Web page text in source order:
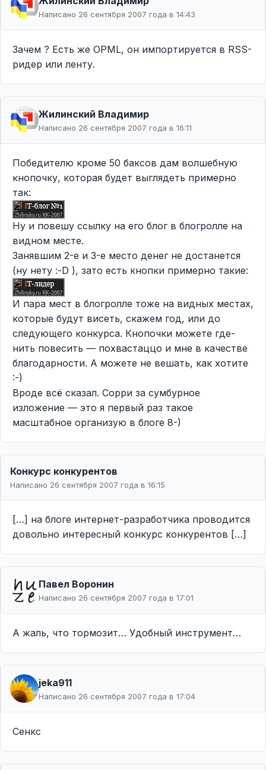
Написано 26 сентября 2007 года в 14:43
Зачем ? Есть же OPML, он импортируется в RSS-
ридер или ленту.
Жилинcкий Владимир
Написано 26 сентября 2007 года в 16:11
Победителю кроме 50 баксов дам волшебную
кнопочку, которая будет выглядеть примерно
так:
Ну и повешу ссылку на его блог в блогролле на
видном месте.
Занявшим 2-е и 3-е место денег не достанется
(ну нету :-D ), зато есть кнопки примерно такие:
И пара мест в блогролле тоже на видных местах,
которые будут висеть, скажем год, или до
следующего конкурса. Кнопочки можете где-
нить повесить — похвастаццо и мне в качестве
благодарности. А можете не вешать, как хотите
:-)
Вроде всё сказал. Сорри за сумбурное
изложение — это я первый раз такое
масштабное организую в блоге 8-)
Конкурс конкурентов
Написано 26 сентября 2007 года в 16:15
[…] на блоге интернет-разработчика проводится
довольно интересный конкурс конкурентов […]
Павел Воронин
Написано 26 сентября 2007 года в 17:01
А жаль, что тормозит… Удобный инструмент…
jeka911
Написано 26 сентября 2007 года в 17:04
Сенкс